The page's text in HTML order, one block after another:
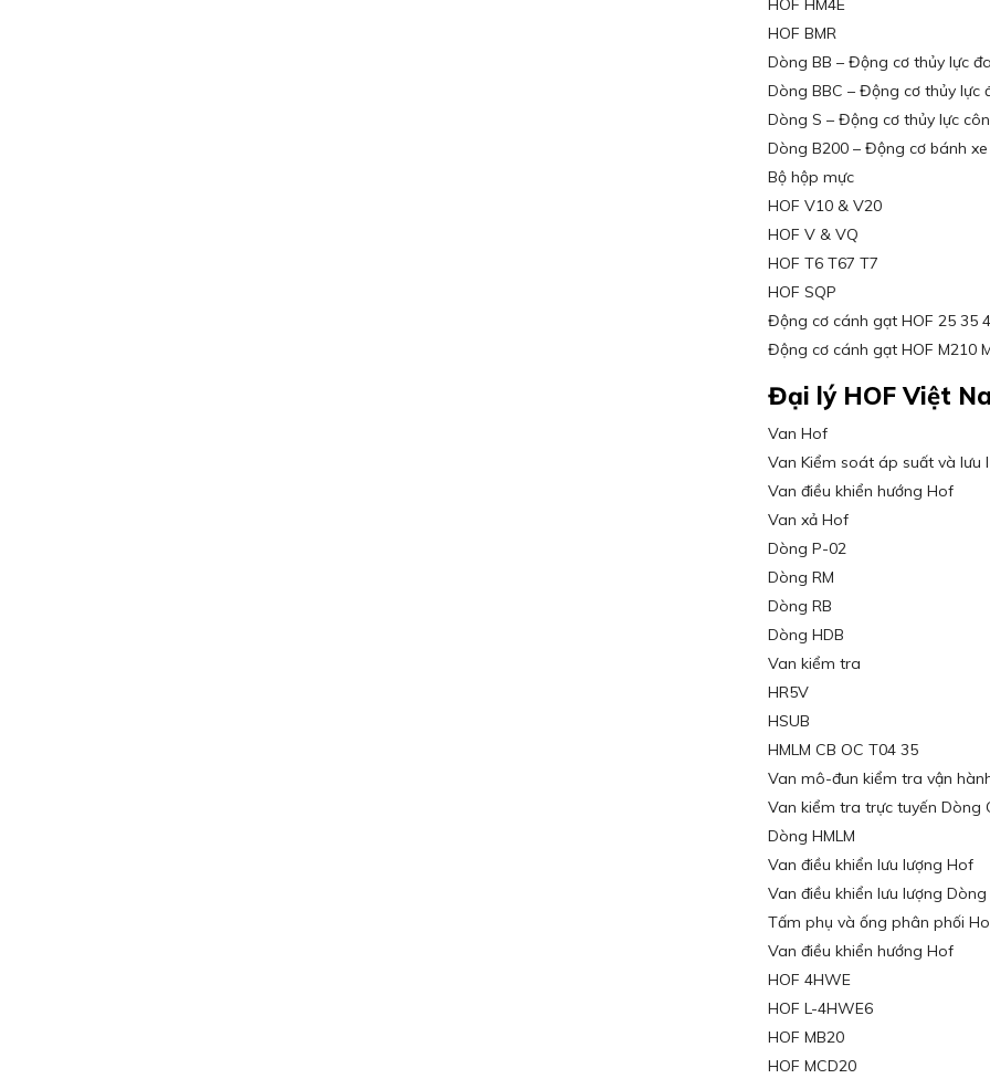
HOF HM4E
HOF BMR
Dòng BB – Động cơ thủy lực
Dòng BBC – Động cơ thủy lực
Dòng S – Động cơ thủy lực
Dòng B200 – Động cơ bánh
Bộ hộp mực
HOF V10 & V20
HOF V & VQ
HOF T6 T67 T7
HOF SQP
Động cơ cánh gạt HOF 25 35
Động cơ cánh gạt HOF M210
Đại lý HOF Việt
Van Hof
Van Kiểm soát áp suất và lưu
Van điều khiển hướng Hof
Van xả Hof
Dòng P-02
Dòng RM
Dòng RB
Dòng HDB
Van kiểm tra
HR5V
HSUB
HMLM CB OC T04 35
Van mô-đun kiểm tra vận
Van kiểm tra trực tuyến Dòng
Dòng HMLM
Van điều khiển lưu lượng Hof
Van điều khiển lưu lượng
Tấm phụ và ống phân phối
Van điều khiển hướng Hof
HOF 4HWE
HOF L-4HWE6
HOF MB20
HOF MCD20